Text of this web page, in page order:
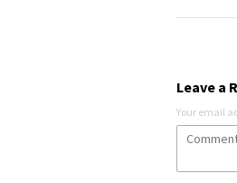
Leave a
Your email